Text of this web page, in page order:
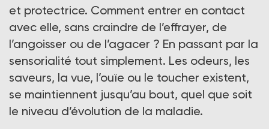
et protectrice. Comment entrer en contact
avec elle, sans craindre de l’effrayer, de
l’angoisser ou de l’agacer ? En passant par la
sensorialité tout simplement. Les odeurs, les
saveurs, la vue, l’ouïe ou le toucher existent,
se maintiennent jusqu’au bout, quel que soit
le niveau d’évolution de la maladie.